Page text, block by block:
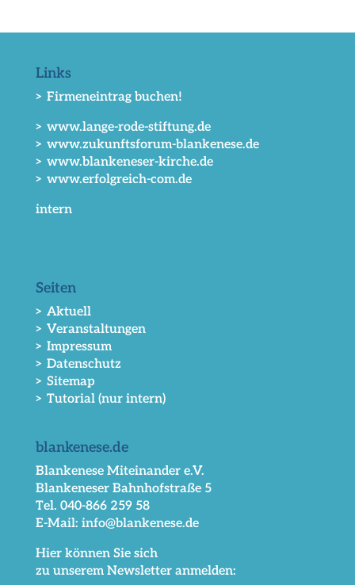
Links
> Firmeneintrag buchen!
> www.lange-rode-stiftung.de
> www.zukunftsforum-blankenese.de
> www.blankeneser-kirche.de
> www.erfolgreich-com.de
intern
Seiten
> Aktuell
> Veranstaltungen
> Impressum
> Datenschutz
> Sitemap
> Tutorial (nur intern)
blankenese.de
Blankenese Miteinander e.V.
Blankeneser Bahnhofstraße 5
Tel. 040-866 259 58
E-Mail: info@blankenese.de
Hier können Sie sich
zu unserem Newsletter anmelden: